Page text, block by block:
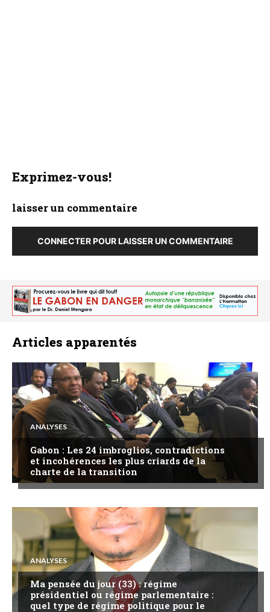
Exprimez-vous!
laisser un commentaire
CONNECTER POUR LAISSER UN COMMENTAIRE
Articles apparentés
ANALYSES
Gabon : Les 24 imbroglios, contradictions
et incohérences les plus criards de la
charte de la transition
ANALYSES
Ma pensée du jour (33) : régime
présidentiel ou régime parlementaire :
quel type de régime politique pour le